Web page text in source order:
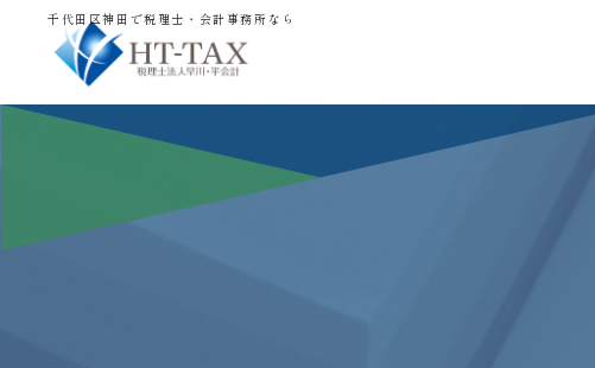
千代田区神田で税理士・会計事務所なら